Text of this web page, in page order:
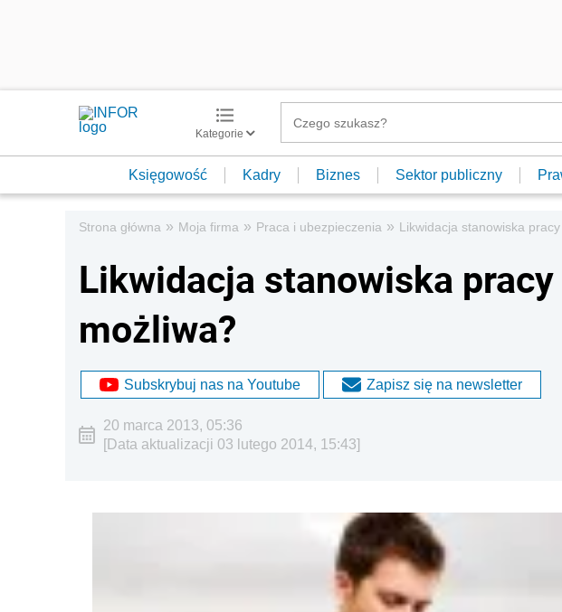
Kategorie
Księgowość Kadry Biznes Sektor publiczny
Strona główna » Moja firma » Praca i ubezpieczenia » Likwidacja stanowiska
Likwidacja stanowiska
możliwa?
Subskrybuj nas na Youtube Zapisz się na newsletter
20 marca 2013, 05:36
[Data aktualizacji 03 lutego 2014, 15:43]